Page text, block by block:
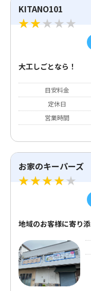
KITANO101
大工しごとなら！
目安料金
定休日
営業時間
お家のキーパー
地域のお客様に寄り